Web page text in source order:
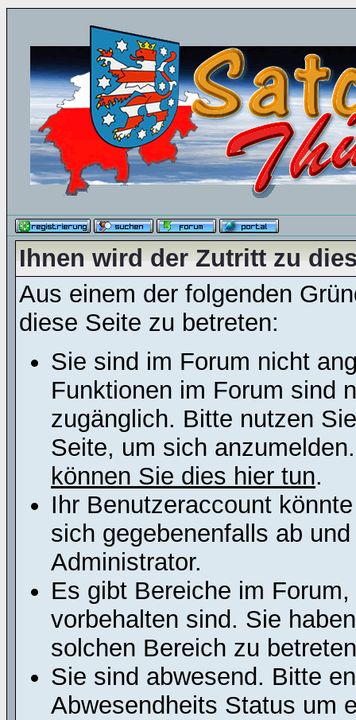
Ihnen wird der Zutritt zu
Aus einem der folgenden
diese Seite zu betreten:
Sie sind im Forum nicht
Funktionen im Forum sind
zugänglich. Bitte nutzen
Seite, um sich
können Sie dies hier tun.
Ihr Benutzeraccount
sich gegebenenfalls ab
Administrator.
Es gibt Bereiche im
vorbehalten sind. Sie
solchen Bereich zu
Sie sind abwesend. Bitte
Abwesendheits Status um